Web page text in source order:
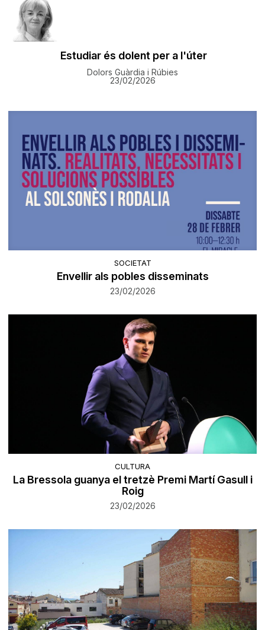
Estudiar és dolent per a l'úter
Dolors Guàrdia i Rúbies
23/02/2026
SOCIETAT
Envellir als pobles disseminats
23/02/2026
CULTURA
La Bressola guanya el tretzè Premi Martí Gasull i
Roig
23/02/2026